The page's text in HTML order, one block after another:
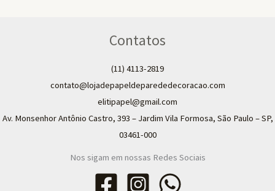
Contatos
(11) 4113-2819
contato@lojadepapeldeparededecoracao.com
elitipapel@gmail.com​
Av. Monsenhor Antônio Castro, 393 – Jardim Vila Formosa, São Paulo – SP,
03461-000
Nos sigam em nossas Redes Sociais